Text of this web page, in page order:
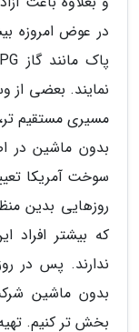
در عوض امروزه
نمایند. بعضی از
مسیری مستقیم
روزهایی بدین
که بیشتر افراد
بدون ماشین
بخش تر کنیم.